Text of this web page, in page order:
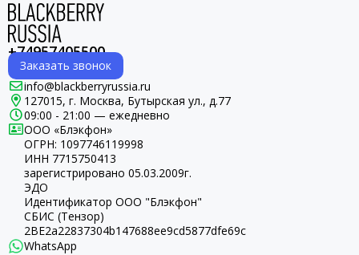
+74957405500
Заказать звонок
info@blackberryrussia.ru
127015, г. Москва, Бутырская ул., д.77
09:00 - 21:00 — ежедневно
ООО «Блэкфон»
ОГРН: 1097746119998
ИНН 7715750413
зарегистрировано 05.03.2009г.
ЭДО
Идентификатор ООО "Блэкфон"
СБИС (Тензор)
2BE2a22837304b147688ee9cd5877dfe69c
WhatsApp